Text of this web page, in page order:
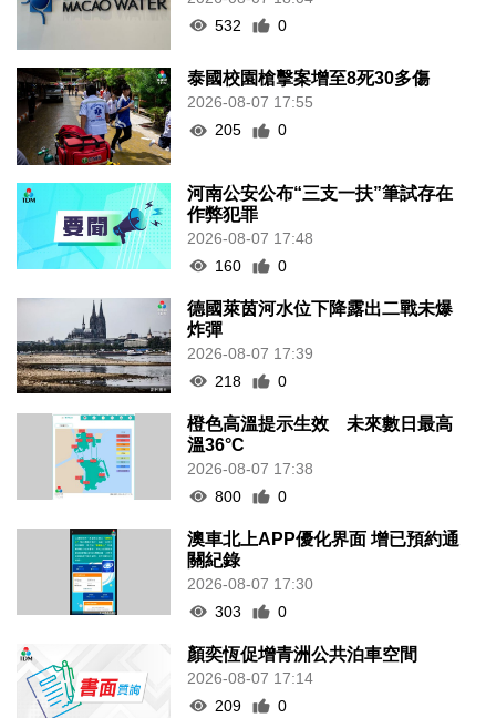
532
0
泰國校園槍擊案增至8死30多傷
2026-08-07 17:55
205
0
河南公安公布“三支一扶”筆試存在
作弊犯罪
2026-08-07 17:48
160
0
德國萊茵河水位下降露出二戰未爆
炸彈
2026-08-07 17:39
218
0
橙色高溫提示生效 未來數日最高
溫36°C
2026-08-07 17:38
800
0
澳車北上APP優化界面 增已預約通
關紀錄
2026-08-07 17:30
303
0
顏奕恆促增青洲公共泊車空間
2026-08-07 17:14
209
0